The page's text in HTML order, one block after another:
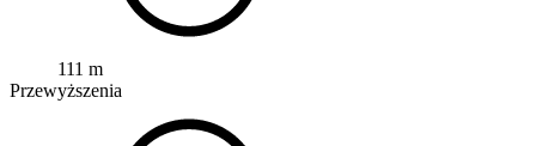
111 m
Przewyższenia